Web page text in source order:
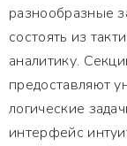
разнообразные
состоять из
аналитику.
предоставляют
логические
интерфейс